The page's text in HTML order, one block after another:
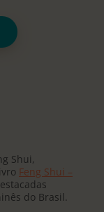
Shui,
Feng Shui –
do Brasil.